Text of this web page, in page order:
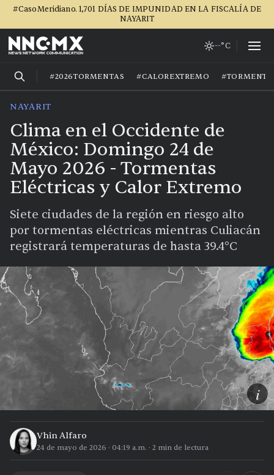
#CasoMeridiano. 1,701 DÍAS DE IMPUNIDAD EN LA FISCALÍA DE
NAYARIT
--°C
#2026TORMENTAS #CALOREXTREMO
NAYARIT
Clima en el Occidente de
México: Domingo 24 de
Mayo 2026 - Tormentas
Eléctricas y Calor Extremo
Siete ciudades de la región en riesgo alto
por tormentas eléctricas mientras Culiacán
registrará temperaturas de hasta 39.4°C
i
Vhin Alfaro
24 de mayo de 2026 · 04:19 a.m. · 2 min de lectura